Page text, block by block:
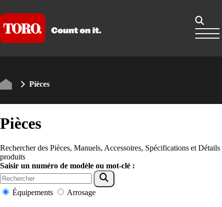
Pièces
Pièces
Rechercher des Pièces, Manuels, Accessoires, Spécifications et Détails
produits
Saisir un numéro de modèle ou mot-clé :
Équipements Arrosage